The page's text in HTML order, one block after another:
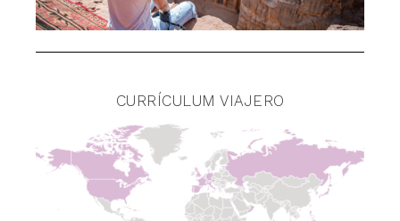
CURRÍCULUM VIAJERO